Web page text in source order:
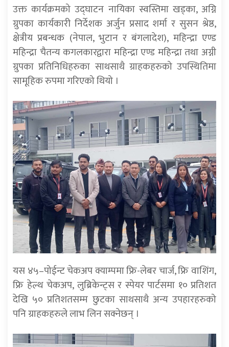
उक्त कार्यक्रमको उद्घाटन नायिका स्वस्तिमा खड्का, अग्नि
ग्रुपका कार्यकारी निर्देशक अर्जुन प्रसाद शर्मा र सुसन श्रेष्ठ,
क्षेत्रीय प्रबन्धक (नेपाल, भुटान र बंगलादेश), महिन्द्रा एण्ड
महिन्द्रा चैतन्य कगलकारद्वारा महिन्द्रा एण्ड महिन्द्रा तथा अग्नी
ग्रुपका प्रतिनिधिहरुका साथसाथै ग्राहकहरुको उपस्थितिमा
सामूहिक रुपमा गरिएको थियो ।
यस ४५–पोईन्ट चेकअप क्याम्पमा फ्रि-लेबर चार्ज, फ्रि वाशिंग,
फ्रि हेल्थ चेकअप, लुब्रिकेन्ट्स र स्पेयर पार्टसमा १० प्रतिशत
देखि ५० प्रतिशतसम्म छुटका साथसाथै अन्य उपहारहरुको
पनि ग्राहकहरुले लाभ लिन सक्नेछन् ।